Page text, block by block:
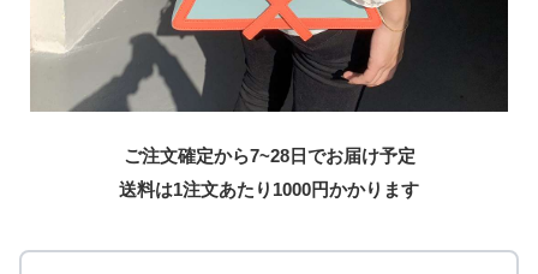
ご注文確定から7~28日でお届け予定
送料は1注文あたり 1000円かかります